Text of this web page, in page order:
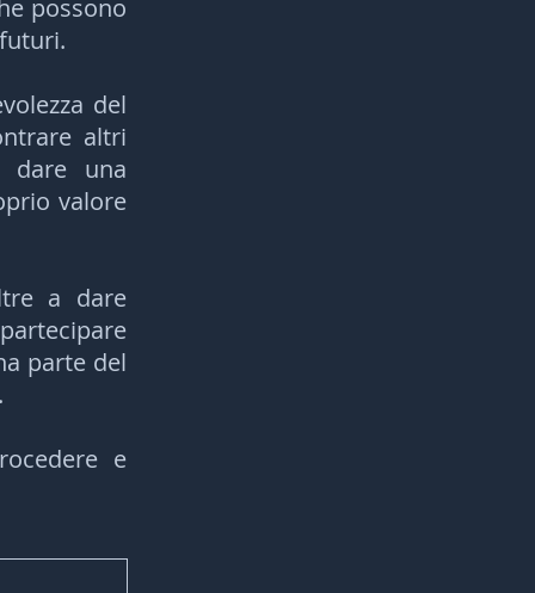
possono
del
altri
dare una
valore
a dare
parte del
e